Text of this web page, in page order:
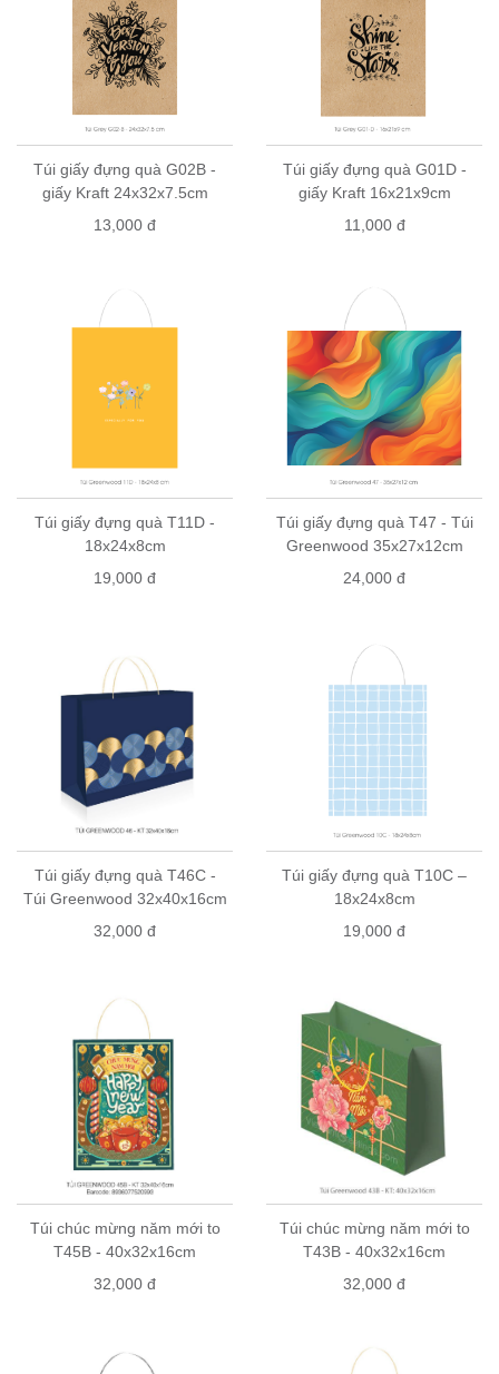
Túi giấy đựng quà G02B -
giấy Kraft 24x32x7.5cm
13,000 đ
Túi giấy đựng quà G01D -
giấy Kraft 16x21x9cm
11,000 đ
Túi giấy đựng quà T11D -
18x24x8cm
19,000 đ
Túi giấy đựng quà T47 - Túi
Greenwood 35x27x12cm
24,000 đ
Túi giấy đựng quà T46C -
Túi Greenwood 32x40x16cm
32,000 đ
Túi giấy đựng quà T10C –
18x24x8cm
19,000 đ
Túi chúc mừng năm mới to
T45B - 40x32x16cm
32,000 đ
Túi chúc mừng năm mới to
T43B - 40x32x16cm
32,000 đ